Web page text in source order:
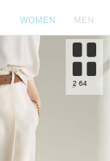
WOMEN MEN
2 64